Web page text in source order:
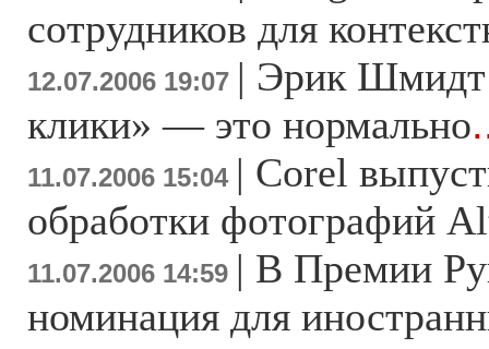
сотрудников для
12.07.2006 19:07 | Эрик
клики» — это нормально
11.07.2006 15:04 | Corel
обработки фотографий
11.07.2006 14:59 | В Премии
номинация для